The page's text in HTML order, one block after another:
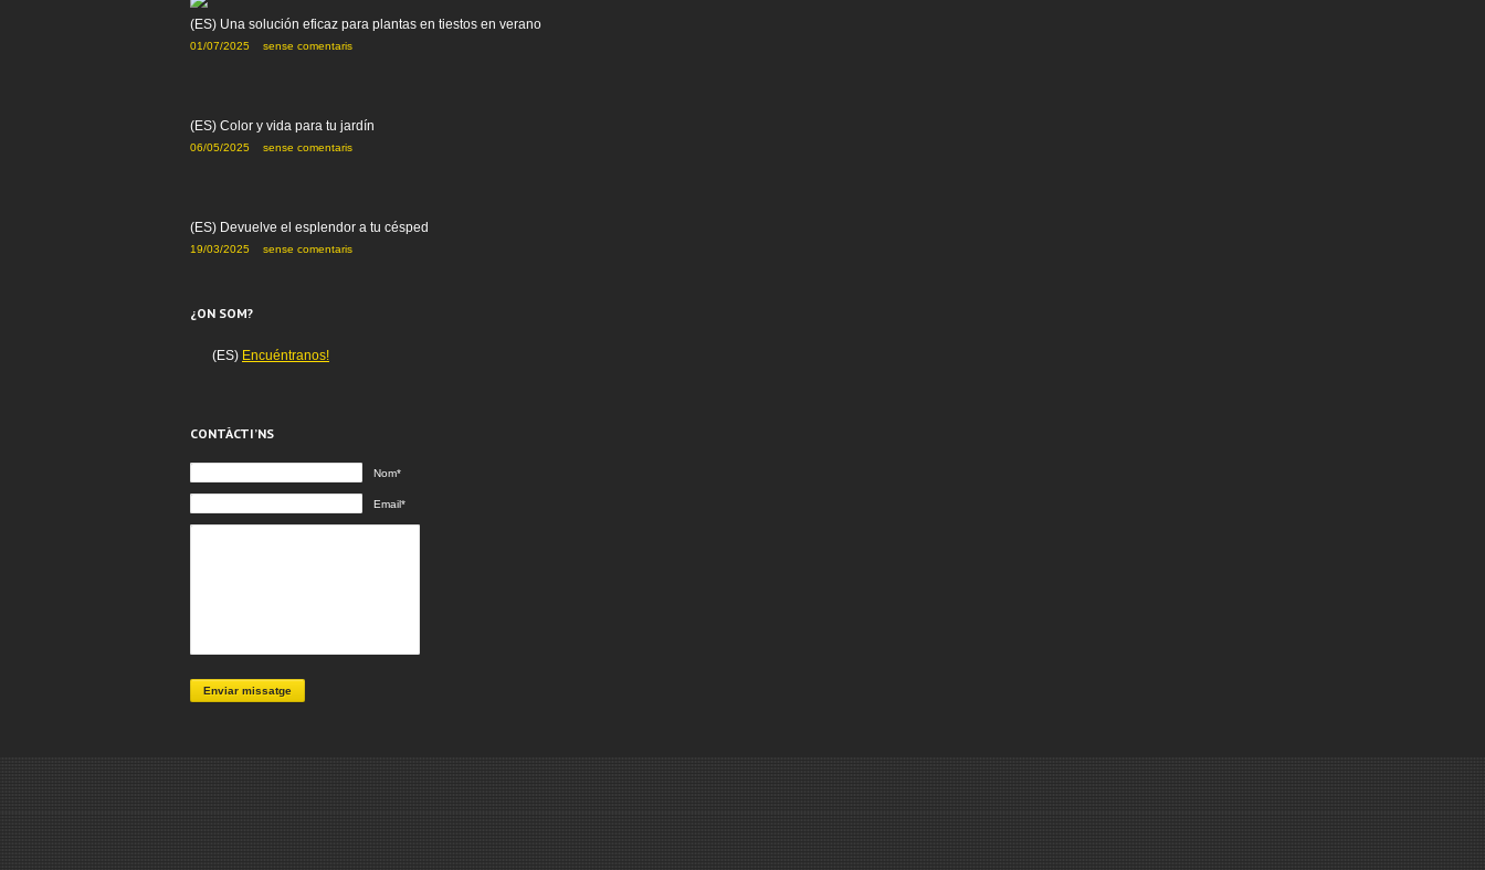
(ES) Una solución eficaz para plantas en tiestos en verano
01/07/2025 sense comentaris
(ES) Color y vida para tu jardín
06/05/2025 sense comentaris
(ES) Devuelve el esplendor a tu césped
19/03/2025 sense comentaris
¿ON SOM?
(ES) Encuéntranos!
CONTÀCTI’NS
Nom*
Email*
Enviar missatge